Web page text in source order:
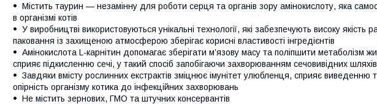
Містить таурин — незамінну для роботи серця та органів зору амінокислоту, яка
в організмі котів
У виробництві використовуються унікальні технології, які забезпечують високу якість
паковання із захищеною атмосферою зберігає корисні властивості інгредієнтів
Амінокислота L-карнітин допомагає зберігати м’язову масу та поліпшити метаболізм
сприяє підкисленню сечі, у такий спосіб запобігаючи захворюванням сечовивідних шляхів
Завдяки вмісту рослинних екстрактів зміцнює імунітет улюбленця, сприяє виведенню
опірність організму котика до інфекційних захворювань
Не містить зернових, ГМО та штучних консервантів